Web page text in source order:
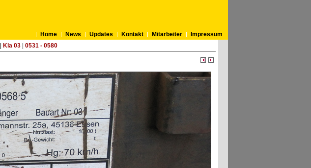
Home News Updates Kontakt Mitarbeiter
Impressum
Kla 03| 0531 - 0580